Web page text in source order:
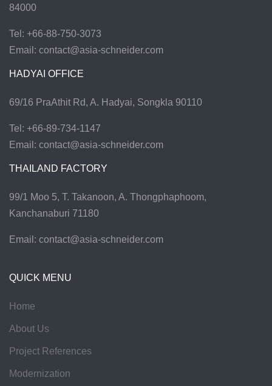
84000
Tel: +66-88-750-3073
Email: contact@asia-schneider.com
HADYAI OFFICE
69/16 PraAthit Rd, A. Hadyai, Songkla 90110
Tel: +66-89-734-1147
Email: contact@asia-schneider.com
THAILAND FACTORY
99/1 Moo 5, T. Takanoon, A. Thongphaphoom,
Kanchanaburi 71180
Email: contact@asia-schneider.com
QUICK MENU
Home
About Us
Project References
Modernization